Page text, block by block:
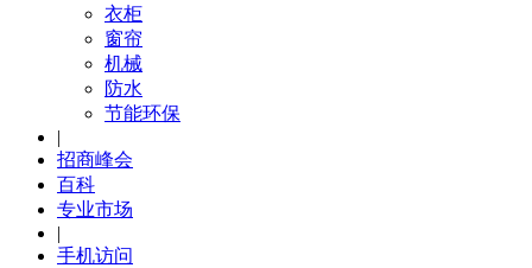
衣柜
窗帘
机械
防水
节能环保
|
招商峰会
百科
专业市场
|
手机访问